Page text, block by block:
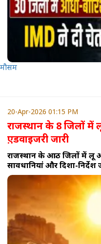
मौसम
20-Apr-2026 01:15 PM
राजस्थान के 8 जिलों में
ए़डवाइजरी जारी
राजस्थान के आठ जिलों में लू
सावधानियां और दिशा-निर्देश